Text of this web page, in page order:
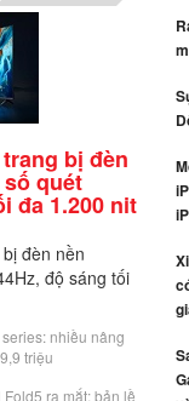
bị đèn
quét
đa 1.200 nit
đèn nền
độ sáng tối
nhiều nâng
triệu
ra mắt: bản lề